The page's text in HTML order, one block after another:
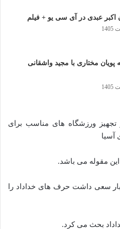
عبدی در آی سی یو + فیلم
پویان مختاری با مجید واشقانی
تجهیز ورزشگاه های مناسب برای
آسیا
مقوله می باشد.
بار سعی داشت حرف های خداداد را
بحث می کرد.